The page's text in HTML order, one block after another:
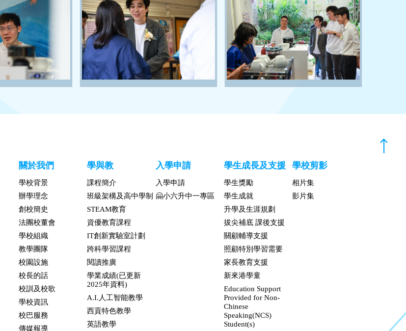
關於我們
學校背景
辦學理念
創校簡史
法團校董會
學校組織
教學團隊
校園設施
校長的話
校訓及校歌
學校資訊
校巴服務
傳媒報導
學與教
課程簡介
班級架構及高中學制
STEAM教育
資優教育課程
IT創新實驗室計劃
跨科學習課程
閱讀推廣
學業成績(已更新
2025年資料)
A.I.人工智能教學
西貢特色教學
英語教學
入學申請
入學申請
🤗小六升中一專區
學生成長及支援
學生獎勵
學生成就
升學及生涯規劃
拔尖補底 課後支援
關顧輔導支援
照顧特別學習需要
家長教育支援
新來港學童
Education Support
Provided for Non-
Chinese
Speaking(NCS)
Student(s)
學校剪影
相片集
影片集